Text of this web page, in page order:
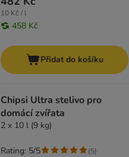
10 Kč / l
458 Kč
Přidat do košíku
Chipsi Ultra stelivo pro
domácí zvířata
2 x 10 l (9 kg)
Rating: 5/5 (5)